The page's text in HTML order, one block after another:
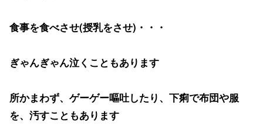
食事を食べさせ(授乳をさせ)・・・
ぎゃんぎゃん泣くこともあります
所かまわず、ゲーゲー嘔吐したり、下痢で布団や服
を、汚すこともあります